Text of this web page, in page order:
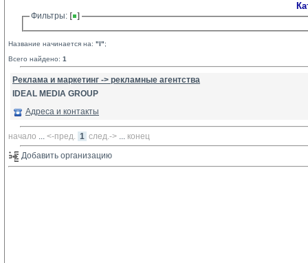
Фильтры:
Название начинается на: "I";
Всего найдено: 1
Реклама и маркетинг -> рекламные агентства
IDEAL MEDIA GROUP
Адреса и контакты
начало ... <-пред. 1 след.-> ... конец
Добавить организацию